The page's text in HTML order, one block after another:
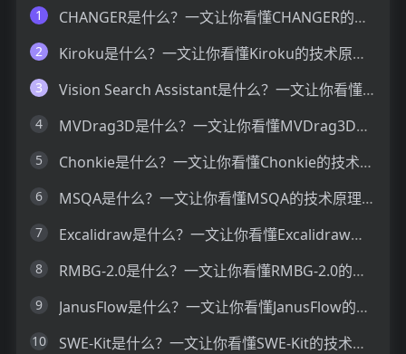
1
CHANGER是什么？一文让你看懂CHANGER的技术原理、主要功能、应用场景
2 Kiroku是什么？一文让你看懂Kiroku的技术原理、主要功能、应用场景
3 Vision Search Assistant是什么？一文让你看懂Vision Search Assistant的技术原理、主要功能、应用场景
4 MVDrag3D是什么？一文让你看懂MVDrag3D的技术原理、主要功能、应用场景
5 Chonkie是什么？一文让你看懂Chonkie的技术原理、主要功能、应用场景
6 MSQA是什么？一文让你看懂MSQA的技术原理、主要功能、应用场景
7 Excalidraw是什么？一文让你看懂Excalidraw的技术原理、主要功能、应用场景
8 RMBG-2.0是什么？一文让你看懂RMBG-2.0的技术原理、主要功能、应用场景
9 JanusFlow是什么？一文让你看懂JanusFlow的技术原理、主要功能、应用场景
10 SWE-Kit是什么？一文让你看懂SWE-Kit的技术原理、主要功能、应用场景